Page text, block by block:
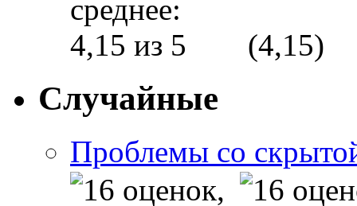
(4,15)
Случайные
Проблемы со